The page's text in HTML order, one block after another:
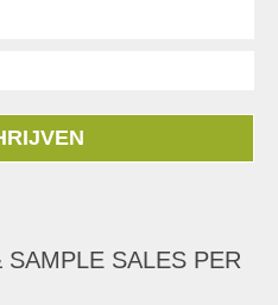
SALES PER